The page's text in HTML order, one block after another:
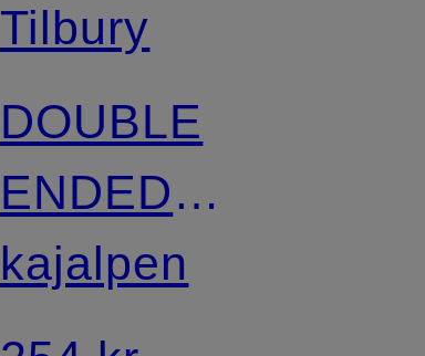
Tilbury
DOUBLE
ENDED
LINER –
GREEN
kajalpen